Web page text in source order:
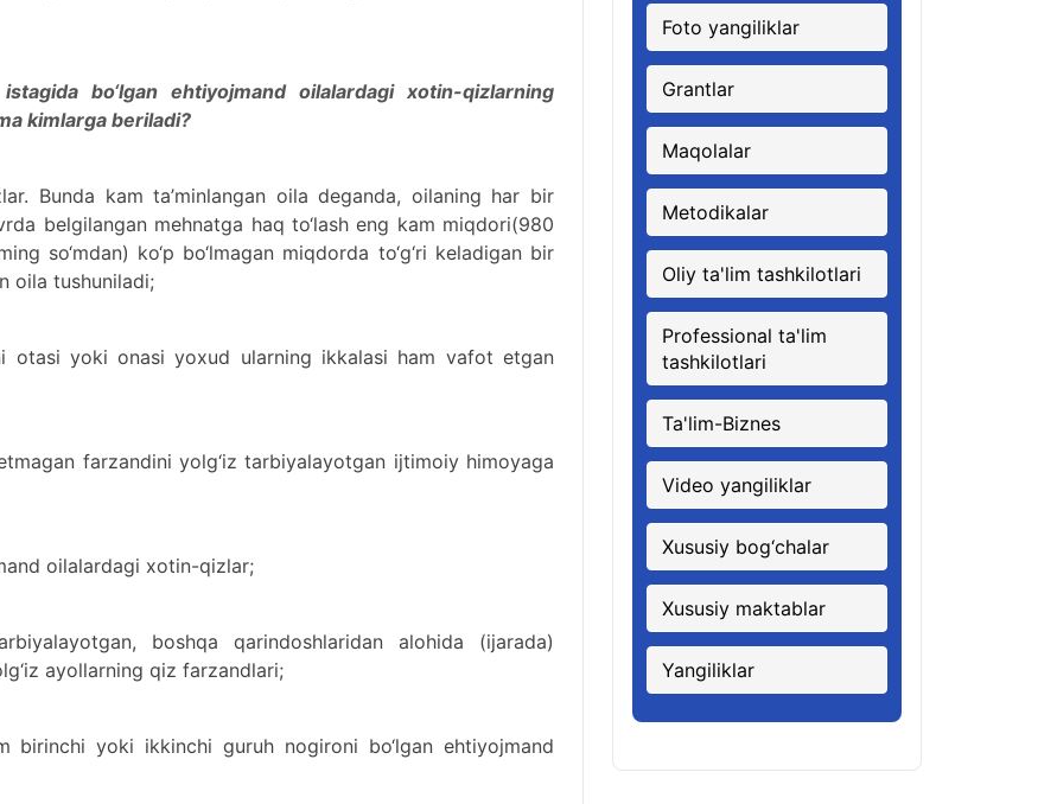
bo‘lgan ehtiyojmand oilalardagi xotin-qizlarning
kimlarga beriladi?
Bunda kam ta’minlangan oila deganda, oilaning har bir
belgilangan mehnatga haq to‘lash eng kam miqdori(980
so‘mdan) ko‘p bo‘lmagan miqdorda to‘g‘ri keladigan bir
oila tushuniladi;
otasi yoki onasi yoxud ularning ikkalasi ham vafot etgan
farzandini yolg‘iz tarbiyalayotgan ijtimoiy himoyaga
oilalardagi xotin-qizlar;
boshqa qarindoshlaridan alohida (ijarada)
ayollarning qiz farzandlari;
yoki ikkinchi guruh nogironi bo‘lgan ehtiyojmand
Foto yangiliklar
Grantlar
Maqolalar
Metodikalar
Oliy ta'lim tashkilotlari
Professional ta'lim
tashkilotlari
Ta'lim-Biznes
Video yangiliklar
Xususiy bog‘chalar
Xususiy maktablar
Yangiliklar